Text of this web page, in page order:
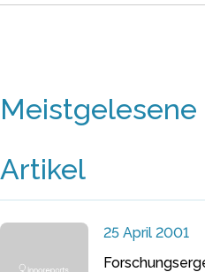
Meistgelesene
Artikel
25 April 2001